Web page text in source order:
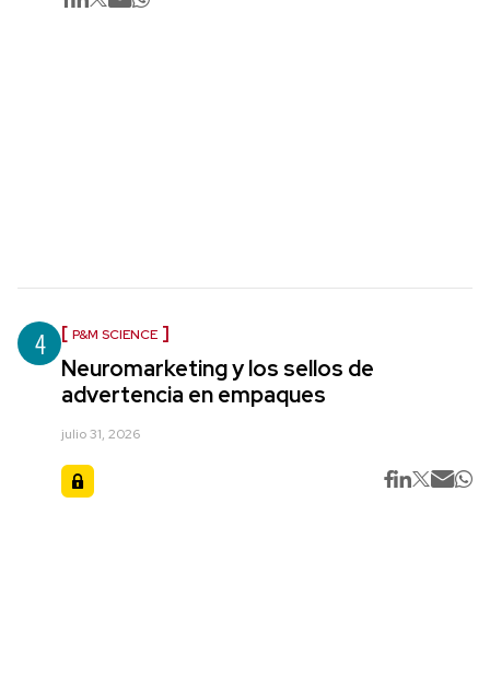
4 P&M SCIENCE
Neuromarketing y los sellos de
advertencia en empaques
julio 31, 2026